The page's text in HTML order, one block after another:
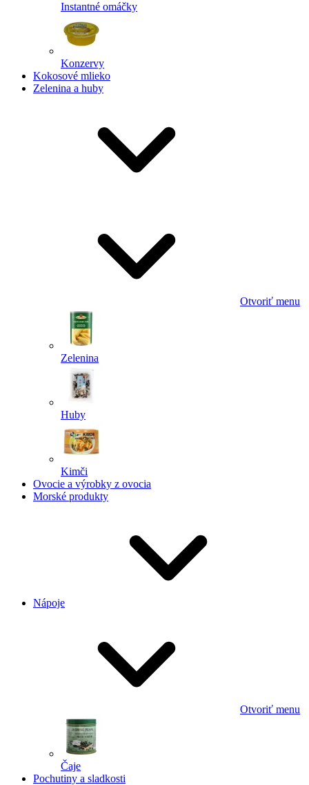
Instantné omáčky
Konzervy
Kokosové mlieko
Zelenina a huby
Otvoriť menu
Zelenina
Huby
Kimči
Ovocie a výrobky z ovocia
Morské produkty
Nápoje
Otvoriť menu
Čaje
Pochutiny a sladkosti